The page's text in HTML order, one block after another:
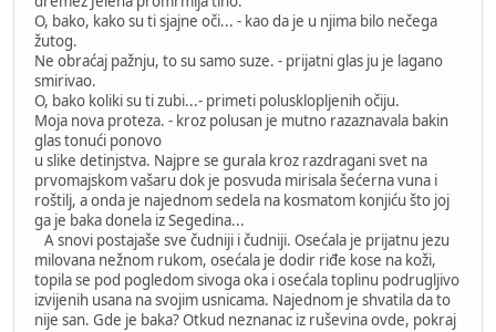
O, bako, kako su ti sjajne oči... - kao da je u njima bilo nečega
žutog.
Ne obraćaj pažnju, to su samo suze. - prijatni glas ju je lagano
smirivao.
O, bako koliki su ti zubi...- primeti polusklopljenih očiju.
Moja nova proteza. - kroz polusan je mutno razaznavala bakin
glas tonući ponovo
u slike detinjstva. Najpre se gurala kroz razdragani svet na
prvomajskom vašaru dok je posvuda mirisala šećerna vuna i
roštilj, a onda je najednom sedela na kosmatom konjiću što joj
ga je baka donela iz Segedina...
A snovi postajaše sve čudniji i čudniji. Osećala je prijatnu jezu
milovana nežnom rukom, osećala je dodir riđe kose na koži,
topila se pod pogledom sivoga oka i osećala toplinu podrugljivo
izvijenih usana na svojim usnicama. Najednom je shvatila da to
nije san. Gde je baka? Otkud neznanac iz ruševina ovde, pokraj